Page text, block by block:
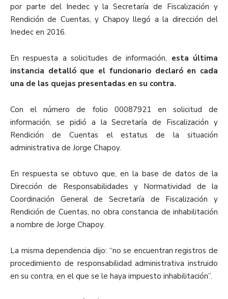
por parte del Inedec y la Secretaría de Fiscalización y
Rendición de Cuentas, y Chapoy llegó a la dirección del
Inedec en 2016.
En respuesta a solicitudes de información, esta última
instancia detalló que el funcionario declaró en cada
una de las quejas presentadas en su contra.
Con el número de folio 00087921 en solicitud de
información, se pidió a la Secretaría de Fiscalización y
Rendición de Cuentas el estatus de la situación
administrativa de Jorge Chapoy.
En respuesta se obtuvo que, en la base de datos de la
Dirección de Responsabilidades y Normatividad de la
Coordinación General de Secretaría de Fiscalización y
Rendición de Cuentas, no obra constancia de inhabilitación
a nombre de Jorge Chapoy.
La misma dependencia dijo: “no se encuentran registros de
procedimiento de responsabilidad administrativa instruido
en su contra, en el que se le haya impuesto inhabilitación”.